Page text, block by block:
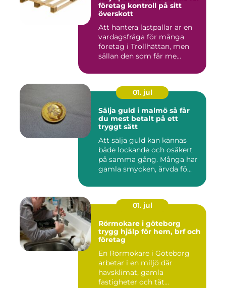
företag kontroll på sitt
överskott
Att hantera lastpallar är en
vardagsfråga för många
företag i Trollhättan, men
sällan den som får me...
01. jul
Sälja guld i malmö så får
du mest betalt på ett
tryggt sätt
Att sälja guld kan kännas
både lockande och osäkert
på samma gång. Många har
gamla smycken, ärvda fö...
01. jul
Rörmokare i göteborg
trygg hjälp för hem, brf och
företag
En Rörmokare i Göteborg
arbetar i en miljö där
havsklimat, gamla
fastigheter och tät